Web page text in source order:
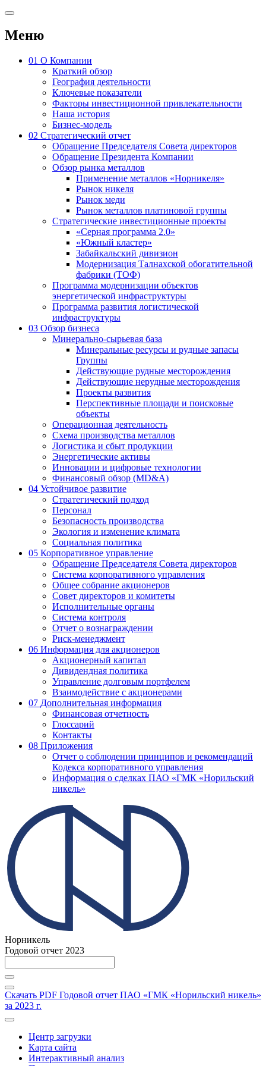
Меню
01 О Компании
Краткий обзор
География деятельности
Ключевые показатели
Факторы инвестиционной привлекательности
Наша история
Бизнес-модель
02 Стратегический отчет
Обращение Председателя Совета директоров
Обращение Президента Компании
Обзор рынка металлов
Применение металлов «Норникеля»
Рынок никеля
Рынок меди
Рынок металлов платиновой группы
Стратегические инвестиционные проекты
«Серная программа 2.0»
«Южный кластер»
Забайкальский дивизион
Модернизация Талнахской обогатительной
фабрики (ТОФ)
Программа модернизации объектов
энергетической инфраструктуры
Программа развития логистической
инфраструктуры
03 Обзор бизнеса
Минерально-сырьевая база
Минеральные ресурсы и рудные запасы
Группы
Действующие рудные месторождения
Действующие нерудные месторождения
Проекты развития
Перспективные площади и поисковые
объекты
Операционная деятельность
Схема производства металлов
Логистика и сбыт продукции
Энергетические активы
Инновации и цифровые технологии
Финансовый обзор (MD&A)
04 Устойчивое развитие
Стратегический подход
Персонал
Безопасность производства
Экология и изменение климата
Социальная политика
05 Корпоративное управление
Обращение Председателя Совета директоров
Система корпоративного управления
Общее собрание акционеров
Совет директоров и комитеты
Исполнительные органы
Система контроля
Отчет о вознаграждении
Риск-менеджмент
06 Информация для акционеров
Акционерный капитал
Дивидендная политика
Управление долговым портфелем
Взаимодействие с акционерами
07 Дополнительная информация
Финансовая отчетность
Глоссарий
Контакты
08 Приложения
Отчет о соблюдении принципов и рекомендаций
Кодекса корпоративного управления
Информация о сделках ПАО «ГМК «Норильский
никель»
Норникель
Годовой отчет 2023
Скачать PDF Годовой отчет ПАО «ГМК «Норильский никель»
за 2023 г.
Центр загрузки
Карта сайта
Интерактивный анализ